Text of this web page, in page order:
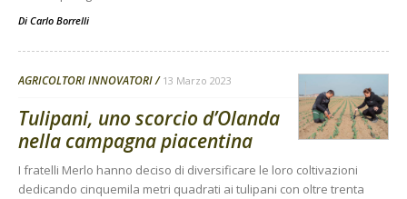
Di Carlo Borrelli
AGRICOLTORI INNOVATORI 13 Marzo 2023
Tulipani, uno scorcio d’Olanda
nella campagna piacentina
I fratelli Merlo hanno deciso di diversificare le loro coltivazioni
dedicando cinquemila metri quadrati ai tulipani con oltre trenta